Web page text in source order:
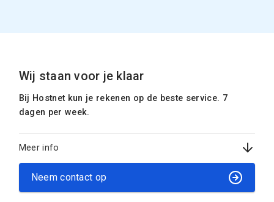
Wij staan voor je klaar
Bij Hostnet kun je rekenen op de beste service. 7
dagen per week.
Meer info
Neem contact op